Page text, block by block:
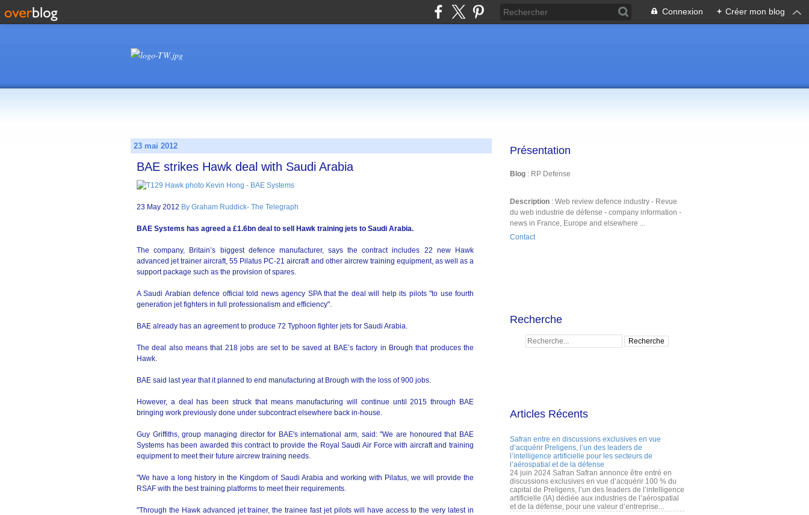
Connexion + Créer mon blog
23 mai 2012
BAE strikes Hawk deal with Saudi Arabia
23 May 2012 By Graham Ruddick- The Telegraph
BAE Systems has agreed a £1.6bn deal to sell Hawk training jets to Saudi Arabia.
The company, Britain’s biggest defence manufacturer, says the contract includes 22 new Hawk
advanced jet trainer aircraft, 55 Pilatus PC-21 aircraft and other aircrew training equipment, as well as a
support package such as the provision of spares.
A Saudi Arabian defence official told news agency SPA that the deal will help its pilots "to use fourth
generation jet fighters in full professionalism and efficiency".
BAE already has an agreement to produce 72 Typhoon fighter jets for Saudi Arabia.
The deal also means that 218 jobs are set to be saved at BAE’s factory in Brough that produces the
Hawk.
BAE said last year that it planned to end manufacturing at Brough with the loss of 900 jobs.
However, a deal has been struck that means manufacturing will continue until 2015 through BAE
bringing work previously done under subcontract elsewhere back in-house.
Guy Griffiths, group managing director for BAE's international arm, said: "We are honoured that BAE
Systems has been awarded this contract to provide the Royal Saudi Air Force with aircraft and training
equipment to meet their future aircrew training needs.
"We have a long history in the Kingdom of Saudi Arabia and working with Pilatus, we will provide the
RSAF with the best training platforms to meet their requirements.
"Through the Hawk advanced jet trainer, the trainee fast jet pilots will have access to the very latest in
Présentation
Blog : RP Defense
Description : Web review defence industry - Revue
du web industrie de défense - company information -
news in France, Europe and elsewhere ...
Contact
Recherche
Articles Récents
Safran entre en discussions exclusives en vue
d’acquérir Preligens, l’un des leaders de
l’intelligence artificielle pour les secteurs de
l’aérospatial et de la défense
24 juin 2024 Safran Safran annonce être entré en
discussions exclusives en vue d’acquérir 100 % du
capital de Preligens, l’un des leaders de l’intelligence
artificielle (IA) dédiée aux industries de l’aérospatial
et de la défense, pour une valeur d’entreprise...